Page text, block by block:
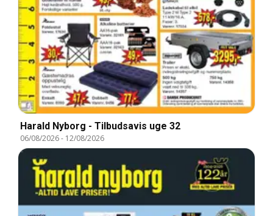
Harald Nyborg - Tilbudsavis uge 32
06/08/2026- 12/08/2026